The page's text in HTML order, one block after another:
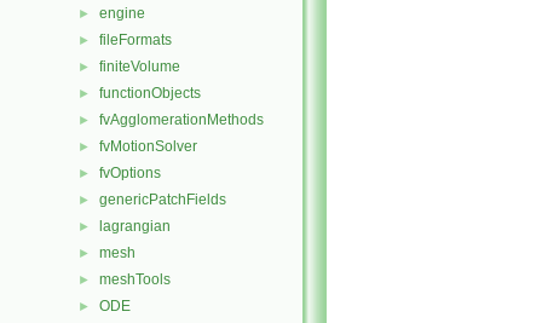
► engine
► fileFormats
► finiteVolume
► functionObjects
► fvAgglomerationMethods
► fvMotionSolver
► fvOptions
► genericPatchFields
► lagrangian
► mesh
► meshTools
► ODE